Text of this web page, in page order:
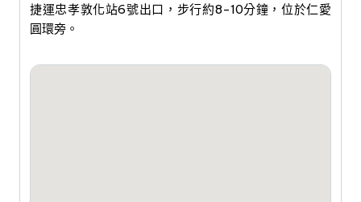
捷運忠孝敦化站6號出口，步行約8-10分鐘，位於仁愛
圓環旁。